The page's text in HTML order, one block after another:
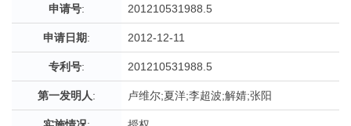
申请号: 201210531988.5
申请日期: 2012-12-11
专利号: 201210531988.5
第一发明人: 卢维尔;夏洋;李超波;解婧;张阳